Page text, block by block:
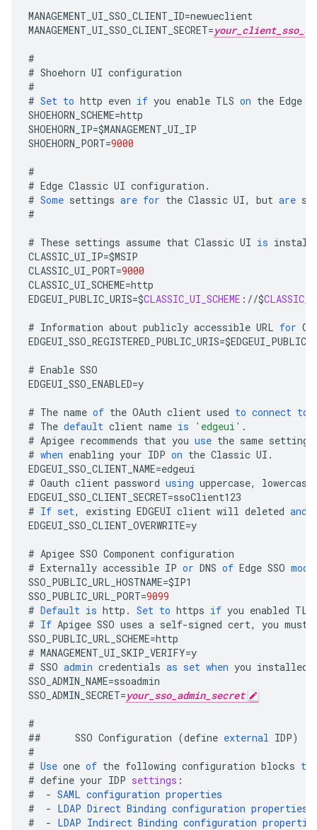
MANAGEMENT_UI_SSO_CLIENT_ID=newueclient
MANAGEMENT_UI_SSO_CLIENT_SECRET=
#
# Shoehorn UI configuration
#
# Set to http even if you enable TLS on the Edge
SHOEHORN_SCHEME=http
SHOEHORN_IP=$MANAGEMENT_UI_IP
SHOEHORN_PORT=9000
#
# Edge Classic UI configuration .
# Some settings are for the Classic UI, but are
#
# These settings assume that Classic UI is
CLASSIC_UI_IP=$MSIP
CLASSIC_UI_PORT=9000
CLASSIC_UI_SCHEME=http
EDGEUI_PUBLIC_URIS=$CLASSIC_UI_SCHEME : //$
# Information about publicly accessible URL for
EDGEUI_SSO_REGISTERED_PUBLIC_URIS=$
# Enable SSO
EDGEUI_SSO_ENABLED=y
# The name of the OAuth client used to connect to
# The default client name is 'edgeui' .
# Apigee recommends that you use the same settings
# when enabling your IDP on the Classic UI .
EDGEUI_SSO_CLIENT_NAME=edgeui
# Oauth client password using uppercase, lowercase
EDGEUI_SSO_CLIENT_SECRET=ssoClient123
# If set, existing EDGEUI client will deleted and
EDGEUI_SSO_CLIENT_OVERWRITE=y
# Apigee SSO Component configuration
# Externally accessible IP or DNS of Edge SSO
SSO_PUBLIC_URL_HOSTNAME=$IP1
SSO_PUBLIC_URL_PORT=9099
# Default is http . Set to https if you enabled TLS
# If Apigee SSO uses a self-signed cert, you must
SSO_PUBLIC_URL_SCHEME=http
# MANAGEMENT_UI_SKIP_VERIFY=y
# SSO admin credentials as set when you installed
SSO_ADMIN_NAME=ssoadmin
SSO_ADMIN_SECRET=your_sso_admin_secret
#
##
SSO Configuration (define external IDP)
#
# Use one of the following configuration blocks to
# define your IDP settings :
#
- SAML configuration properties
#
- LDAP Direct Binding configuration properties
#
- LDAP Indirect Binding configuration